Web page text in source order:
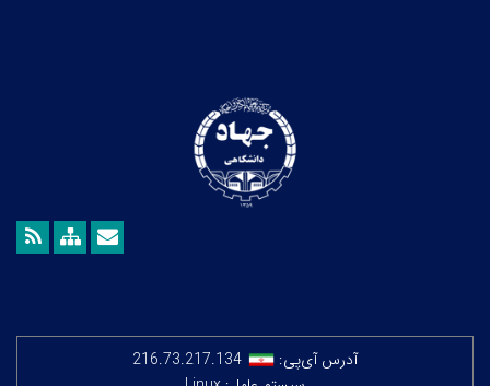
آدرس آی‌پی:
216.73.217.134